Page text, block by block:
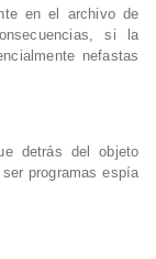
en el archivo de
si la
nefastas
detrás del objeto
programas espía